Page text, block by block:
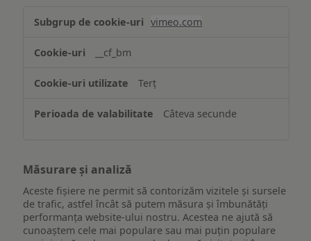
Asigurarea
funcționalităților
website-
ului
vimeo.com
__cf_bm
Terț
Câteva secunde
Măsurare și analiză
Aceste fișiere ne permit să contorizăm vizitele și sursele
de trafic, astfel încât să putem măsura și îmbunătăți
performanța website-ului nostru. Acestea ne ajută să
cunoaștem cele mai populare sau mai puțin populare